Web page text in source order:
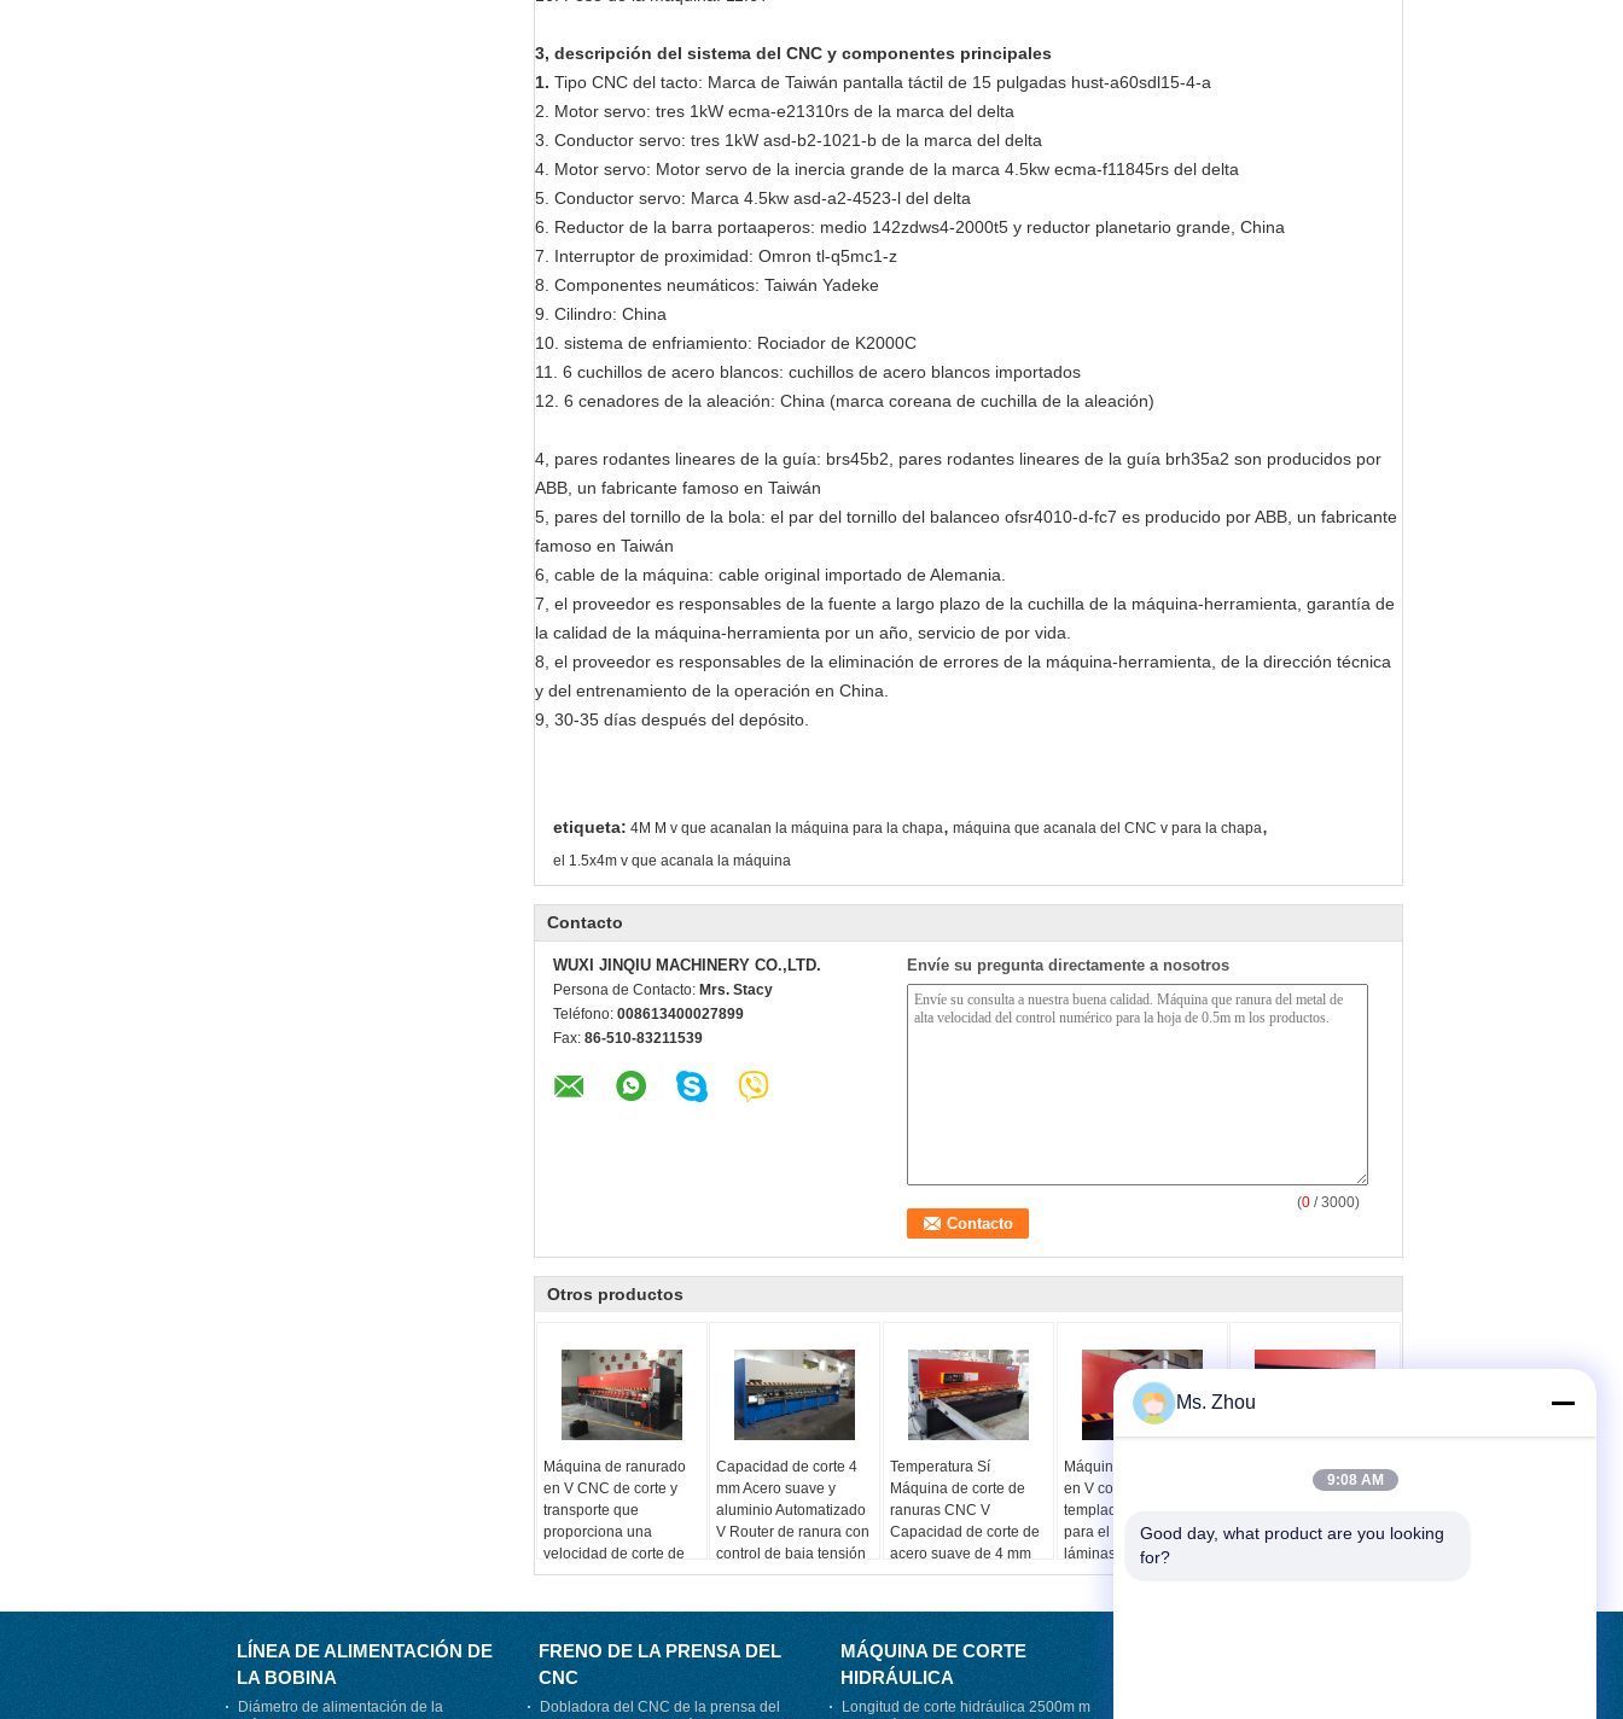
3, descripción del sistema del CNC y componentes principales
1. Tipo CNC del tacto: Marca de Taiwán pantalla táctil de 15 pulgadas hust-a60sdl15-4-a
2. Motor servo: tres 1kW ecma-e21310rs de la marca del delta
3. Conductor servo: tres 1kW asd-b2-1021-b de la marca del delta
4. Motor servo: Motor servo de la inercia grande de la marca 4.5kw ecma-f11845rs del delta
5. Conductor servo: Marca 4.5kw asd-a2-4523-l del delta
6. Reductor de la barra portaaperos: medio 142zdws4-2000t5 y reductor planetario grande, China
7. Interruptor de proximidad: Omron tl-q5mc1-z
8. Componentes neumáticos: Taiwán Yadeke
9. Cilindro: China
10. sistema de enfriamiento: Rociador de K2000C
11. 6 cuchillos de acero blancos: cuchillos de acero blancos importados
12. 6 cenadores de la aleación: China (marca coreana de cuchilla de la aleación)
4, pares rodantes lineares de la guía: brs45b2, pares rodantes lineares de la guía brh35a2 son producidos por
ABB, un fabricante famoso en Taiwán
5, pares del tornillo de la bola: el par del tornillo del balanceo ofsr4010-d-fc7 es producido por ABB, un fabricante
famoso en Taiwán
6, cable de la máquina: cable original importado de Alemania.
7, el proveedor es responsables de la fuente a largo plazo de la cuchilla de la máquina-herramienta, garantía de
la calidad de la máquina-herramienta por un año, servicio de por vida.
8, el proveedor es responsables de la eliminación de errores de la máquina-herramienta, de la dirección técnica
y del entrenamiento de la operación en China.
9, 30-35 días después del depósito.
etiqueta: 4M M v que acanalan la máquina para la chapa, máquina que acanala del CNC v para la chapa,
el 1.5x4m v que acanala la máquina
Contacto
WUXI JINQIU MACHINERY CO.,LTD.
Persona de Contacto: Mrs. Stacy
Teléfono: 008613400027899
Fax: 86-510-83211539
Envíe su pregunta directamente a nosotros
(0 / 3000)
Otros productos
Máquina de ranurado
en V CNC de corte y
transporte que
proporciona una
velocidad de corte de
60 mm/min con
de máquina de corte en
V
Capacidad de corte 4
mm Acero suave y
aluminio Automatizado
V Router de ranura con
control de baja tensión
Sistema eléctrico para
metales
Temperatura Sí
Máquina de corte de
ranuras CNC V
Capacidad de corte de
acero suave de 4 mm
Velocidad de corte de
suave 60mmin
Solución de ranura de
chapa de metal
Máquina de ranurado
en V computarizada y
templada, adecuada
para el corte de
láminas de aluminio,
que ofrece alta
Cortador de ranura en
V CNC con espesor de
accionamiento por
LÍNEA DE ALIMENTACIÓN DE
LA BOBINA
Diámetro de alimentación de la
FRENO DE LA PRENSA DEL
CNC
Dobladora del CNC de la prensa del
MÁQUINA DE CORTE
HIDRÁULICA
Longitud de corte hidráulica 2500m m
Ms. Zhou
9:08 AM
Good day, what product are you looking
for?